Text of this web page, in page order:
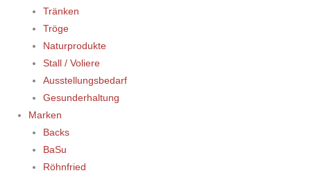
Tränken
Tröge
Naturprodukte
Stall / Voliere
Ausstellungsbedarf
Gesunderhaltung
Marken
Backs
BaSu
Röhnfried